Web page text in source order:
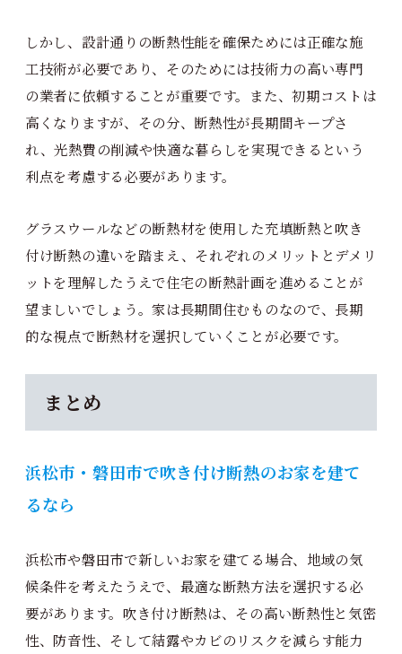
しかし、設計通りの断熱性能を確保ためには正確な施
工技術が必要であり、そのためには技術力の高い専門
の業者に依頼することが重要です。また、初期コストは
高くなりますが、その分、断熱性が長期間キープさ
れ、光熱費の削減や快適な暮らしを実現できるという
利点を考慮する必要があります。
グラスウールなどの断熱材を使用した充填断熱と吹き
付け断熱の違いを踏まえ、それぞれのメリットとデメリ
ットを理解したうえで住宅の断熱計画を進めることが
望ましいでしょう。家は長期間住むものなので、長期
的な視点で断熱材を選択していくことが必要です。
まとめ
浜松市・磐田市で吹き付け断熱のお家を建て
るなら
浜松市や磐田市で新しいお家を建てる場合、地域の気
候条件を考えたうえで、最適な断熱方法を選択する必
要があります。吹き付け断熱は、その高い断熱性と気密
性、防音性、そして結露やカビのリスクを減らす能力